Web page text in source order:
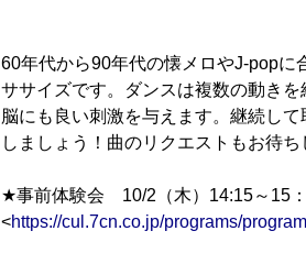
60年代から90年代の懐メロやJ-popに
ササイズです。ダンスは複数の動き
脳にも良い刺激を与えます。継続し
しましょう！曲のリクエストもお待ち
★事前体験会 10/2（木）14:15～15
<https://cul.7cn.co.jp/programs/